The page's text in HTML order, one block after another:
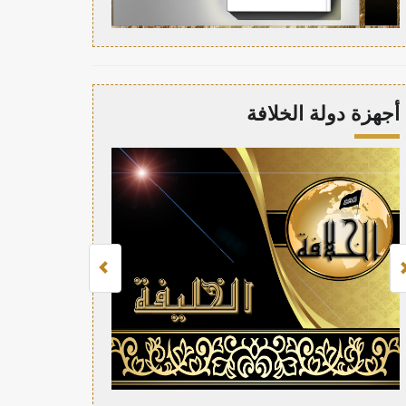
أجهزة دولة الخلافة